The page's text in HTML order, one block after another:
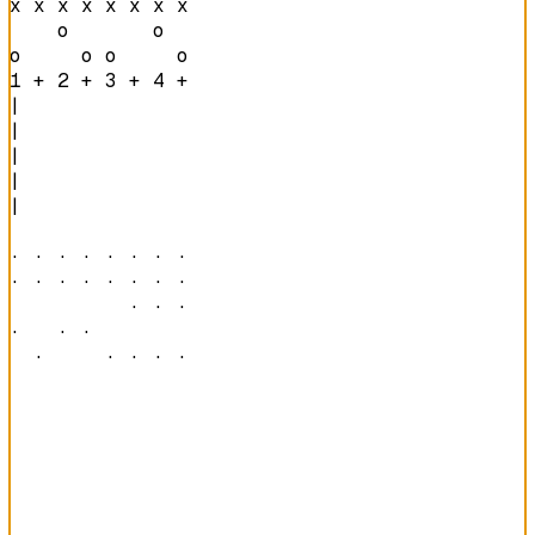
x x x x x x x x
    o       o
o     o o     o
1 + 2 + 3 + 4 +
|
|
|
|
|
· · · · · · · ·
· · · · · · · ·
          · · ·
·   · ·
  ·     · · · ·